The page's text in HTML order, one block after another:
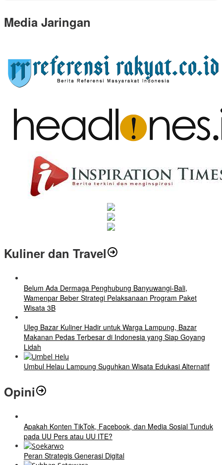
Media Jaringan
Kuliner dan Travel
Belum Ada Dermaga Penghubung Banyuwangi-Bali,
Wamenpar Beber Strategi Pelaksanaan Program Paket
Wisata 3B
Uleg Bazar Kuliner Hadir untuk Warga Lampung, Bazar
Makanan Pedas Terbesar di Indonesia yang Siap Goyang
Lidah
Umbul Helau Lampung Suguhkan Wisata Edukasi Alternatif
Opini
Apakah Konten TikTok, Facebook, dan Media Sosial Tunduk
pada UU Pers atau UU ITE?
Peran Strategis Generasi Digital